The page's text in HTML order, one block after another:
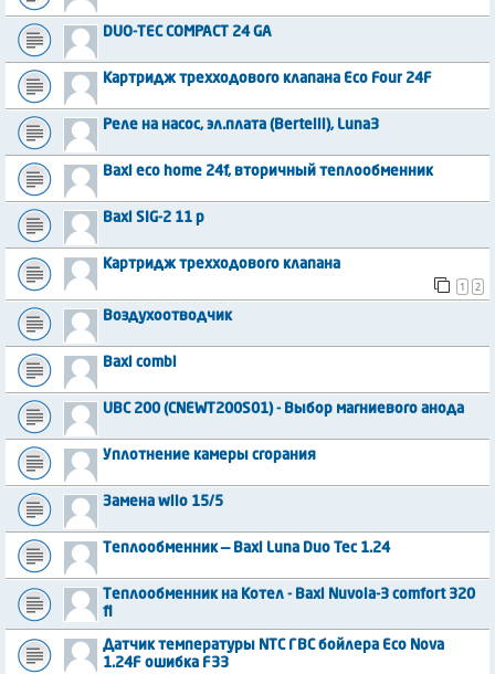
DUO-TEC COMPACT 24 GA
Картридж трехходового клапана Eco Four 24F
Реле на насос, эл.плата (Bertelli), Luna3
Baxi eco home 24f, вторичный теплообменник
Baxi SIG-2 11 p
Картридж трехходового клапана
1
2
Воздухоотводчик
Baxi combi
UBC 200 (CNEWT200S01) - Выбор магниевого анода
Уплотнение камеры сгорания
Замена wilo 15/5
Теплообменник — Baxi Luna Duo Tec 1.24
Теплообменник на Котел - Baxi Nuvola-3 comfort 320
fi
Датчик температуры NTC ГВС бойлера Eco Nova
1.24F ошибка F33